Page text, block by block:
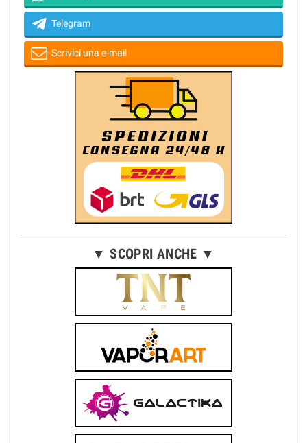
Telegram
Scrivici una e-mail
▼ SCOPRI ANCHE ▼